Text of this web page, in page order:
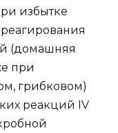
избытке
(домашняя
при
грибковом)
реакций IV